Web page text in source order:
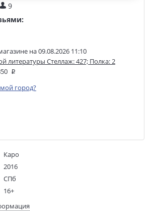
9
на 09.08.2026 11:10
литературы Стеллаж: 427; Полка: 2
мой город?
Каро
2016
СПб
16+
французский/русский